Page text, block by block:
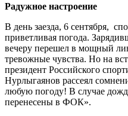
Радужное настроение
В день заезда, 6 сентября,
приветливая погода.
вечеру перешел в мощный
тревожные чувства. Но на
президент Российского
Нурлыгаянов рассеял
любую погоду! В случае
перенесены в ФОК».